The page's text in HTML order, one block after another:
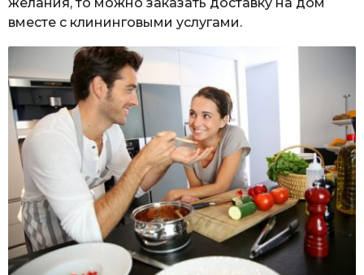
желания, то можно заказать доставку на дом
вместе с клининговыми услугами.